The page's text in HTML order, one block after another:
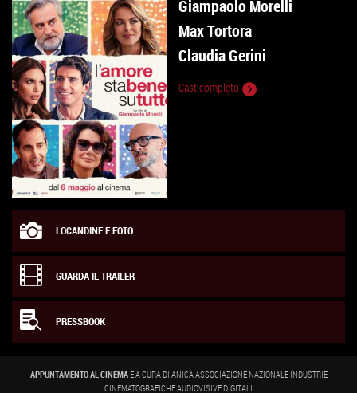
Giampaolo Morelli
Max Tortora
Claudia Gerini
Cast completo
LOCANDINE E FOTO
GUARDA IL TRAILER
PRESSBOOK
APPUNTAMENTO AL CINEMAÈ A CURA DI ANICA ASSOCIAZIONE NAZIONALE INDUSTRIE
CINEMATOGRAFICHE AUDIOVISIVE DIGITALI